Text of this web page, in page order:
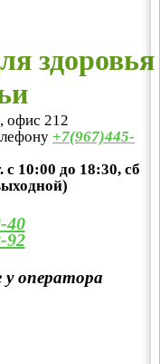
здоровья
офис 212
+7(967)445-
с 10:00 до 18:30, сб
40
92
оператора